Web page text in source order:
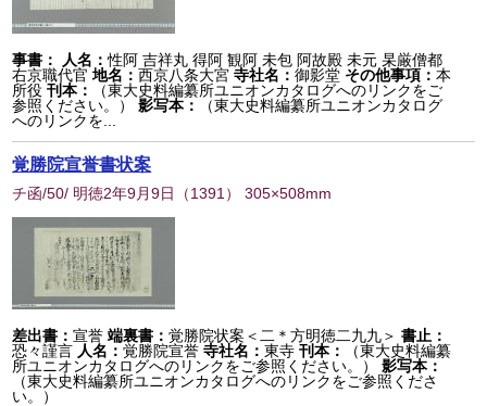
事書： 人名：性阿 吉祥丸 得阿 観阿 未包 阿故殿 未元 杲厳僧都
右京職代官 地名：西京八条大宮 寺社名：御影堂 その他事項：本
所役刊本：
（東大史料編纂所ユニオンカタログへのリンクをご
参照ください。）
影写本：
（東大史料編纂所ユニオンカタログ
へのリンクを...
覚勝院宣誉書状案
チ函/50/ 明徳2年9月9日 （1391 ） 305×508mm
差出書：宣誉 端裏書：覚勝院状案＜二＊方明徳二九九＞ 書止：
恐々謹言 人名：覚勝院宣誉 寺社名：東寺 刊本：
（東大史料編纂
所ユニオンカタログへのリンクをご参照ください。）
影写本：
（東大史料編纂所ユニオンカタログへのリンクをご参照くださ
い。）